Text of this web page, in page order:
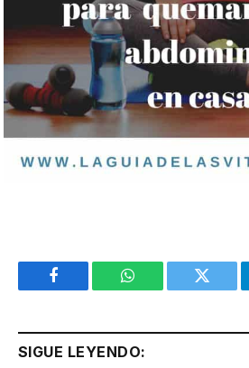
Facebook WhatsApp Twitter
SIGUE LEYENDO: